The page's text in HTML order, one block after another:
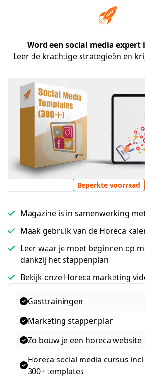
Word een social media expert
Leer de krachtige strategieën en
Beperkte voorraad
Magazine is in samenwerking
Maak gebruik van de Horeca
Leer waar je moet beginnen op
dankzij het stappenplan
Bekijk onze Horeca marketing
Gasttrainingen
Marketing stappenplan
Zo bouw je een horeca website
Horeca social media cursus incl
300+ templates